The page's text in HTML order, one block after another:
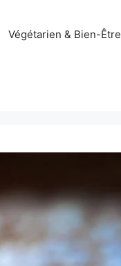
Végétarien & Bien-Être